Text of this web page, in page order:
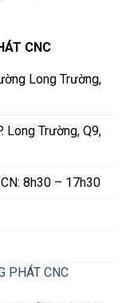
CNC
Long Trường,
Long Trường, Q9,
8h30 – 17h30
PHÁT CNC